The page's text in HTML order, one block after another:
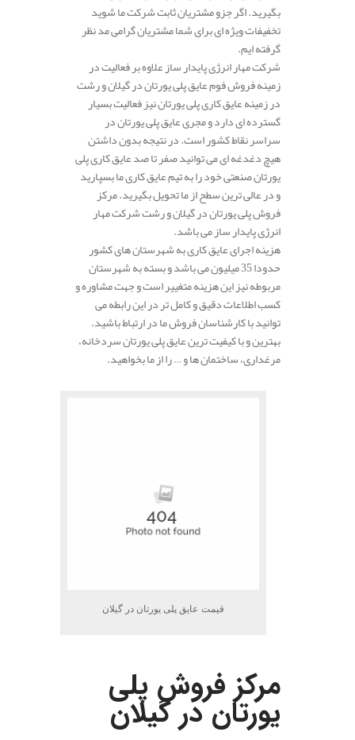
بگیرید. اگر جزو مشتریان ثابت شرکت ما شوید
تخفیفات ویژه ای برای شما مشتریان گرامی مد نظر
گرفته ایم.
شرکت مهار انرژی پایدار ساز علاوه بر فعالیت در
زمینه فروش فوم عایق پلی یورتان در گیلان و رشت
در زمینه عایق کاری پلی یورتان نیز فعالیت بسیار
گسترده ای دارد و مجری عایق پلی یورتان در
سراسر نقاط کشور است. در نتیجه بدون داشتن
هیچ دغدغه ای می توانید صفر تا صد عایق کاری پلی
یورتان صنعتی خود را به تیم عایق کاری ما بسپارید
و در عالی ترین سطح از ما تحویل بگیرید. مرکز
فروش پلی یورتان در گیلان و رشت شرکت مهار
انرژی پایدار ساز می باشد.
هزینه اجرای عایق کاری به شهرستان های کشور
حدودا 35 میلیون می باشد و بسته به شهرستان
مربوطه نیز این هزینه متغییر است و جهت مشاوره و
کسب اطلاعات دقیق و کامل تر در این رابطه می
توانید با کارشناسان فروش ما در ارتباط باشید.
بهترین و با کیفیت ترین عایق پلی یورتان سردخانه،
مرغداری، ساختمان ها و … را از ما بخواهید.
قیمت عایق پلی یورتان در گیلان
مرکز فروش پلی
یورتان در گیلان